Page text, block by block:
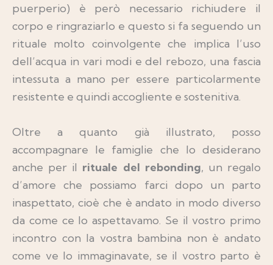
puerperio) è però necessario richiudere il
corpo e ringraziarlo e questo si fa seguendo un
rituale molto coinvolgente che implica l’uso
dell’acqua in vari modi e del rebozo, una fascia
intessuta a mano per essere particolarmente
resistente e quindi accogliente e sostenitiva.
Oltre a quanto già illustrato, posso
accompagnare le famiglie che lo desiderano
anche per il rituale del rebonding, un regalo
d’amore che possiamo farci dopo un parto
inaspettato, cioè che è andato in modo diverso
da come ce lo aspettavamo. Se il vostro primo
incontro con la vostra bambina non è andato
come ve lo immaginavate, se il vostro parto è